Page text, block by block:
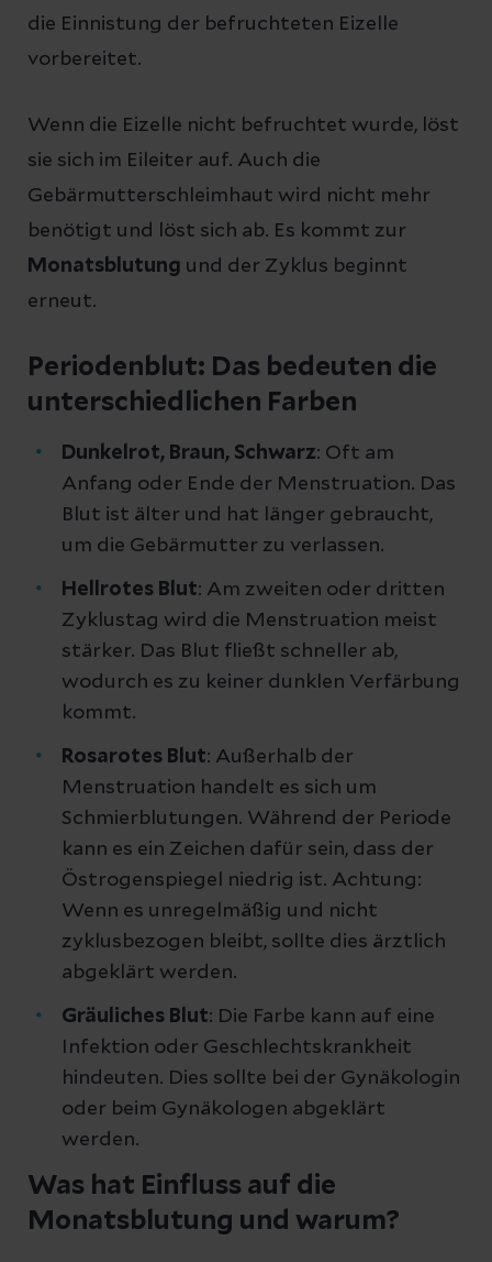
die Einnistung der befruchteten Eizelle
vorbereitet.
Wenn die Eizelle nicht befruchtet wurde, löst
sie sich im Eileiter auf. Auch die
Gebärmutterschleimhaut wird nicht mehr
benötigt und löst sich ab. Es kommt zur
Monatsblutung und der Zyklus beginnt
erneut.
Periodenblut: Das bedeuten die
unterschiedlichen Farben
Dunkelrot, Braun, Schwarz: Oft am
Anfang oder Ende der Menstruation. Das
Blut ist älter und hat länger gebraucht,
um die Gebärmutter zu verlassen.
Hellrotes Blut: Am zweiten oder dritten
Zyklustag wird die Menstruation meist
stärker. Das Blut fließt schneller ab,
wodurch es zu keiner dunklen Verfärbung
kommt.
Rosarotes Blut: Außerhalb der
Menstruation handelt es sich um
Schmierblutungen. Während der Periode
kann es ein Zeichen dafür sein, dass der
Östrogenspiegel niedrig ist. Achtung:
Wenn es unregelmäßig und nicht
zyklusbezogen bleibt, sollte dies ärztlich
abgeklärt werden.
Gräuliches Blut: Die Farbe kann auf eine
Infektion oder Geschlechtskrankheit
hindeuten. Dies sollte bei der Gynäkologin
oder beim Gynäkologen abgeklärt
werden.
Was hat Einfluss auf die
Monatsblutung und warum?